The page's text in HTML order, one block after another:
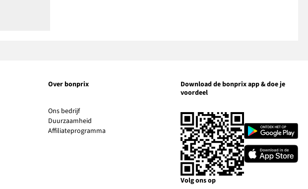
Over bonprix
Ons bedrijfLink
opent
in
Duurzaamheid
opent
Affiliateprogramma
Download de bonprix app & doe je
voordeel
Link
opent
in
een
nieuw
venster
Link
opent
in
Volg ons op